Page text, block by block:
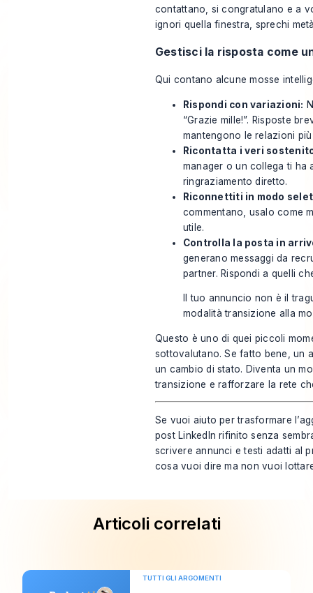
contattano, si congratulano e a
ignori quella finestra, sprechi
Gestisci la risposta come
Qui contano alcune mosse
Rispondi con variazioni:
“Grazie mille!”. Risposte
mantengono le relazioni
Ricontatta i veri
manager o un collega ti ha
ringraziamento diretto.
Riconnettiti in modo
commentano, usalo come
utile.
Controlla la posta in
generano messaggi da
partner. Rispondi a quelli
Il tuo annuncio non è il
modalità transizione alla
Questo è uno di quei piccoli
sottovalutano. Se fatto bene, un
un cambio di stato. Diventa un
transizione e rafforzare la rete
Se vuoi aiuto per trasformare
post LinkedIn rifinito senza
scrivere annunci e testi adatti al
cosa vuoi dire ma non vuoi
Articoli correlati
TUTTI GLI ARGOMENTI